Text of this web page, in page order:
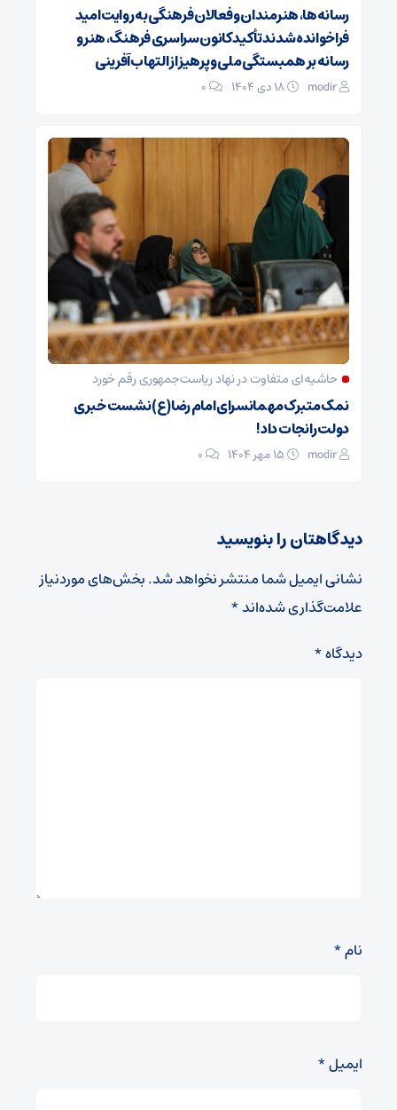
رسانه‌ها، هنرمندان و فعالان فرهنگی به روایت امید
فراخوانده شدند تأکید کانون سراسری فرهنگ، هنر و
رسانه بر همبستگی ملی و پرهیز از التهاب‌آفرینی
modir
0
حاشیه‌ای متفاوت در نهاد ریاست‌جمهوری رقم خورد
نمک متبرک مهمانسرای امام رضا(ع) نشست خبری
دولت را نجات داد!
modir
0
دیدگاهتان را بنویسید
نشانی ایمیل شما منتشر نخواهد شد.بخش‌های موردنیاز
علامت‌گذاری شده‌اند*
دیدگاه*
نام*
ایمیل*